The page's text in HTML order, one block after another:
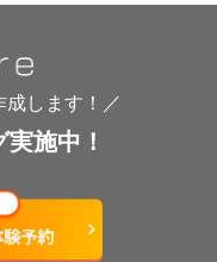
成します！／
施中！